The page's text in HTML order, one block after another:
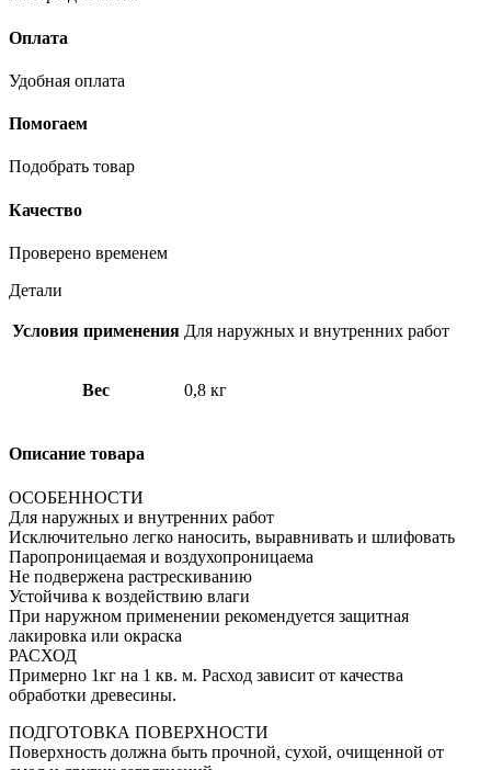
Оплата
Удобная оплата
Помогаем
Подобрать товар
Качество
Проверено временем
Детали
Условия применения Для наружных и внутренних работ
Вес 0,8 кг
Описание товара
ОСОБЕННОСТИ
Для наружных и внутренних работ
Исключительно легко наносить, выравнивать и шлифовать
Паропроницаемая и воздухопроницаема
Не подвержена растрескиванию
Устойчива к воздействию влаги
При наружном применении рекомендуется защитная
лакировка или окраска
РАСХОД
Примерно 1кг на 1 кв. м. Расход зависит от качества
обработки древесины.
ПОДГОТОВКА ПОВЕРХНОСТИ
Поверхность должна быть прочной, сухой, очищенной от